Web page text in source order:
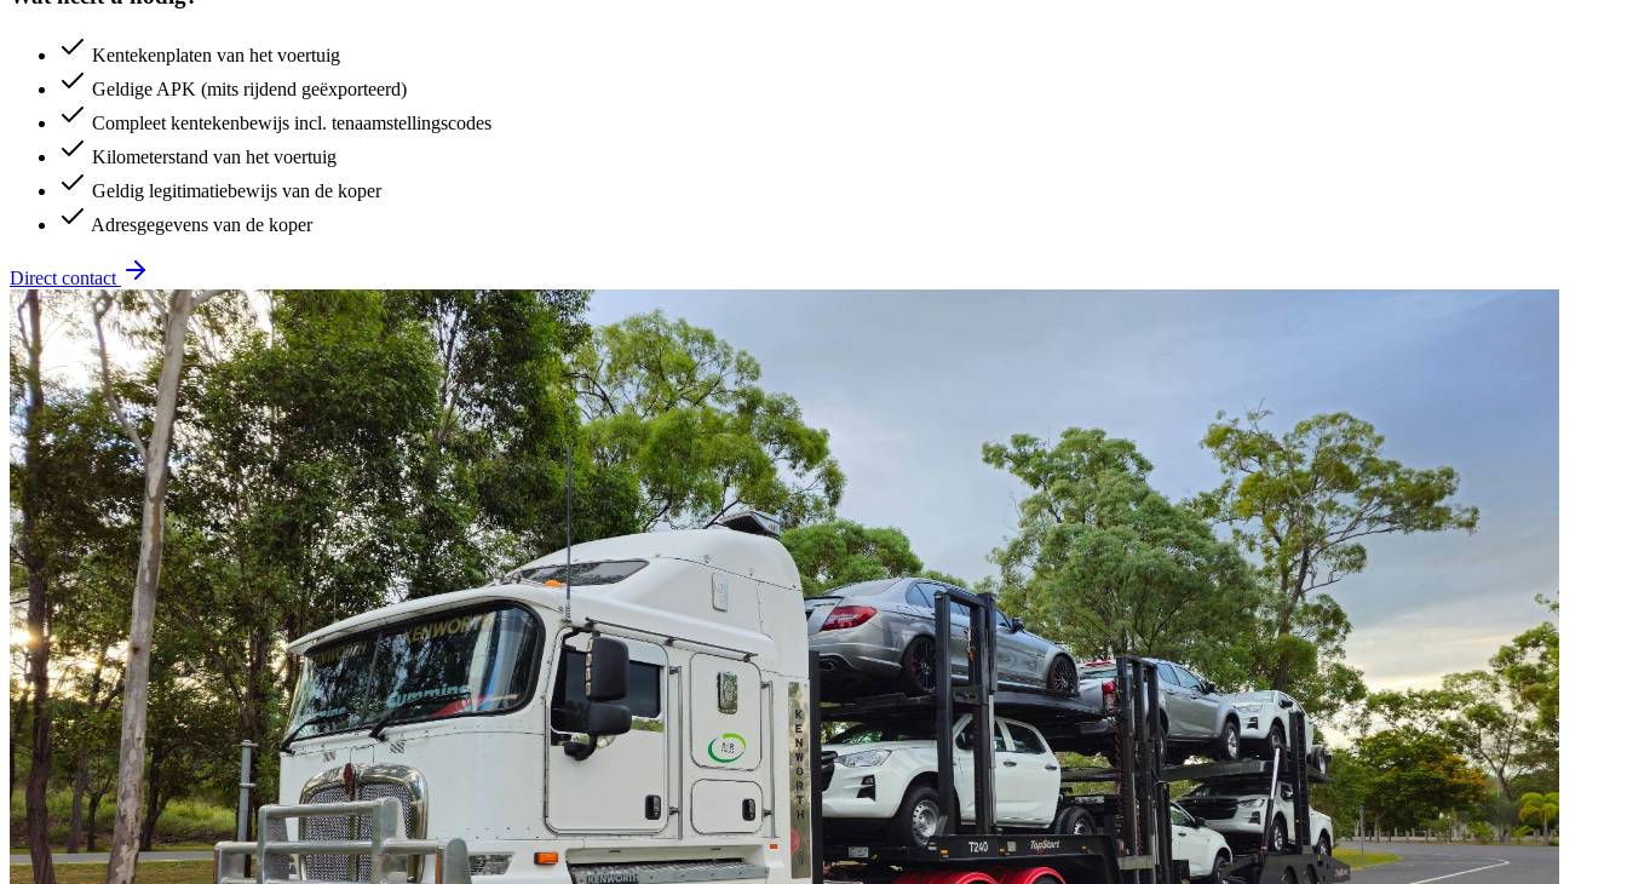
Kentekenplaten van het voertuig
Geldige APK (mits rijdend geëxporteerd)
Compleet kentekenbewijs incl. tenaamstellingscodes
Kilometerstand van het voertuig
Geldig legitimatiebewijs van de koper
Adresgegevens van de koper
Direct contact